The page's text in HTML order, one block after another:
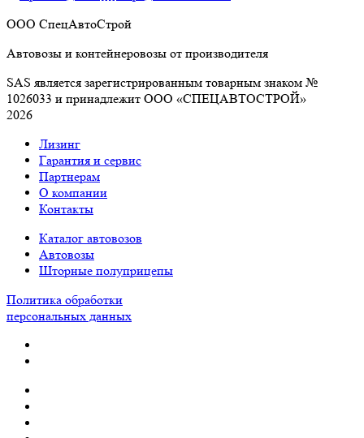
ООО СпецАвтоСтрой
Автовозы и контейнеровозы от производителя
SAS является зарегистрированным товарным знаком №
1026033 и принадлежит ООО «СПЕЦАВТОСТРОЙ»
2026
Лизинг
Гарантия и сервис
Партнерам
О компании
Контакты
Каталог автовозов
Автовозы
Шторные полуприцепы
Политика обработки
персональных данных